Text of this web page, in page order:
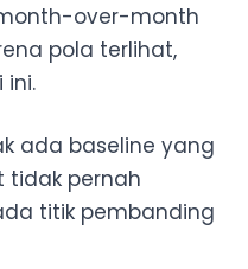
over-month
pola terlihat,
ini.
ada baseline yang
tidak pernah
titik pembanding